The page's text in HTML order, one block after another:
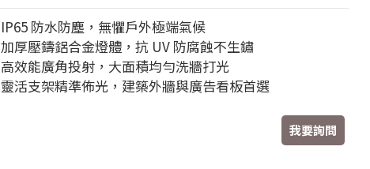
IP65 防水防塵，無懼戶外極端氣候
加厚壓鑄鋁合金燈體，抗 UV 防腐蝕不生鏽
高效能廣角投射，大面積均勻洗牆打光
靈活支架精準佈光，建築外牆與廣告看板首選
我要詢問